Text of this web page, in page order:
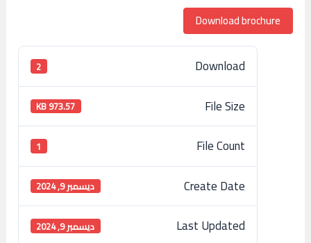
Download brochure
Download
2
File Size
973.57 KB
File Count
1
Create Date ديسمبر 9, 2024
Last Updated ديسمبر 9, 2024